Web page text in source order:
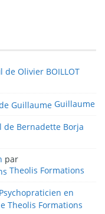
Guillaume
par
Theolis Formations
en